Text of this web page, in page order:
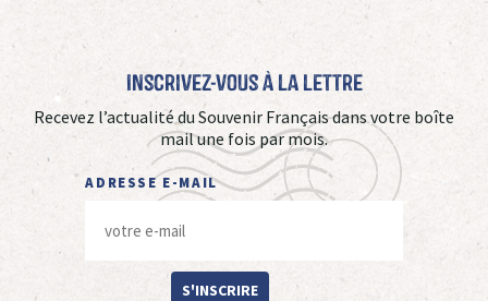
Inscrivez-vous à La Lettre
Recevez l’actualité du Souvenir Français dans votre boîte
mail une fois par mois.
ADRESSE E-MAIL
S'INSCRIRE